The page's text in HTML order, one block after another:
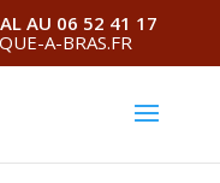
AU 06 52 41 17
A-BRAS.FR